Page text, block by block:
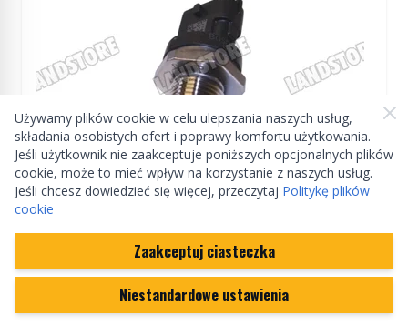
Używamy plików cookie w celu ulepszania naszych usług,
składania osobistych ofert i poprawy komfortu użytkowania.
Jeśli użytkownik nie zaakceptuje poniższych opcjonalnych plików
cookie, może to mieć wpływ na korzystanie z naszych usług.
Jeśli chcesz dowiedzieć się więcej, przeczytaj Politykę plików
cookie
Zaakceptuj ciasteczka
Niestandardowe ustawienia
Manufactured by Land rover
Czujnik ciśnienia paliwa listwy paliwowej
wtryskiwaczy 4,4 V8 diesel RR L322 / RR L405 /
RR Sport od 2014
LR020693GEN